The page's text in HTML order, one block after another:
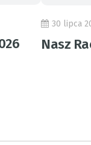
30 lipca
Nasz